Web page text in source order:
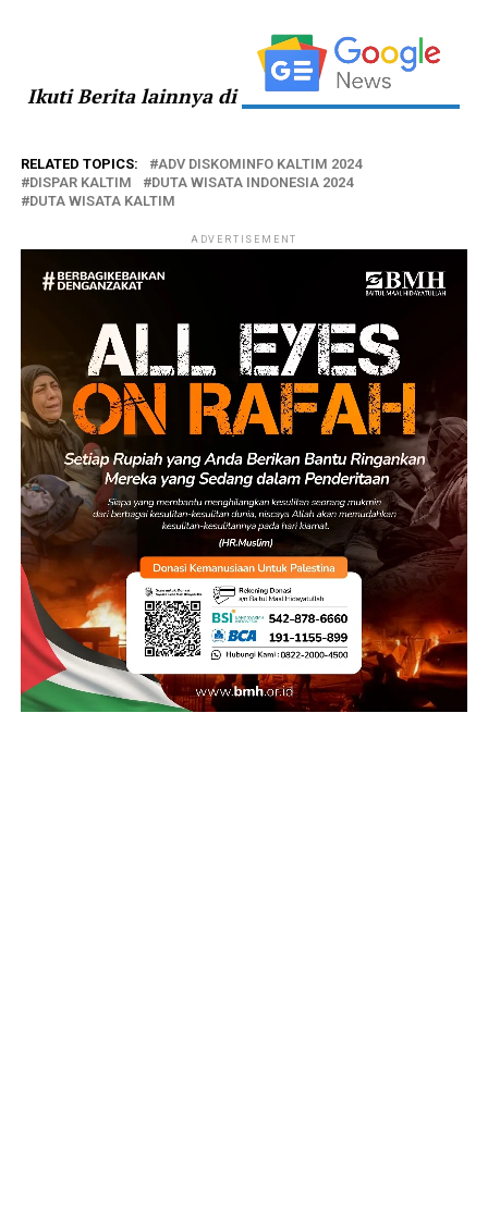
Ikuti Berita lainnya di
RELATED TOPICS:
ADV DISKOMINFO KALTIM 2024
DISPAR KALTIM
DUTA WISATA INDONESIA 2024
DUTA WISATA KALTIM
ADVERTISEMENT